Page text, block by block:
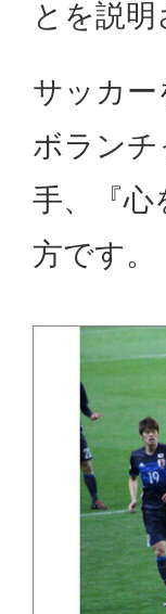
とを説明
サッカ
ボランチ
手、『心
方です。